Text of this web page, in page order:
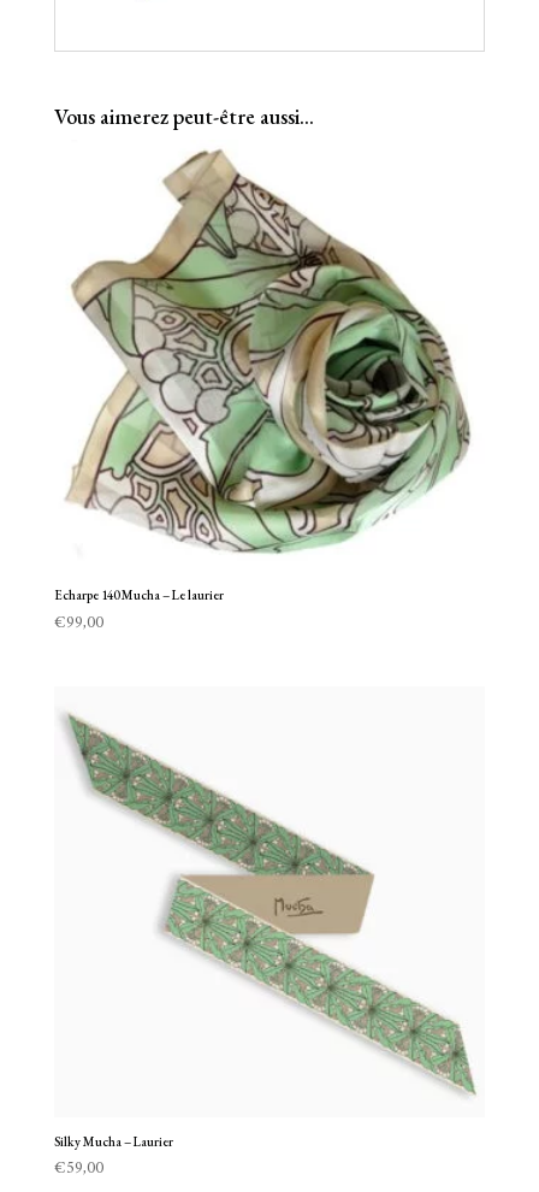
Vous aimerez peut-être aussi…
Echarpe 140 Mucha – Le laurier
€99,00
Silky Mucha – Laurier
€59,00